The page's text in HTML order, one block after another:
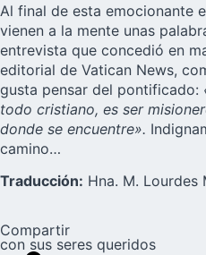
Al final de esta emocionante
vienen a la mente unas
entrevista que concedió en
editorial de Vatican News,
gusta pensar del pontificado:
todo cristiano, es ser
donde se encuentre».
camino…
Traducción: Hna. M. Lourdes
Compartir
con sus seres queridos